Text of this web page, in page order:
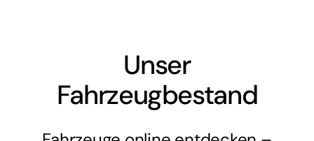
Fahrzeugbestand
Fahrzeuge online entdecken –
einfach auf das Logo klicken